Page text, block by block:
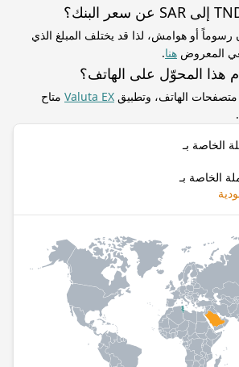
أو هوامش، لذا قد يختلف المبلغ الذي
المعروض هنا.
هذا المحوّل على الهاتف؟
الهاتف، وتطبيق Valuta EX متاح
الخاصة بـ
الخاصة بـ